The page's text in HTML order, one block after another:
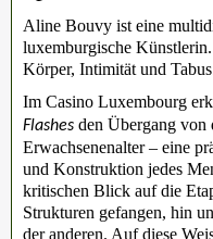
Aline Bouvy ist eine
luxemburgische
Körper, Intimität und
Im Casino Luxembourg
Flashes den Übergang
Erwachsenenalter – eine
und Konstruktion jedes
kritischen Blick auf die
Strukturen gefangen, hin
der anderen. Auf diese